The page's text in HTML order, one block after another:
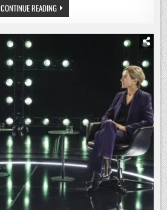
CONTINUE READINGGOLDENE
HENNE
2026:
SILBEREISEN
MODERIEREN